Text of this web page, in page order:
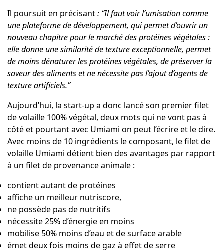
Il poursuit en précisant: “Il faut voir l’umisation comme
une plateforme de développement, qui permet d’ouvrir un
nouveau chapitre pour le marché des protéines végétales :
elle donne une similarité de texture exceptionnelle, permet
de moins dénaturer les protéines végétales, de préserver la
saveur des aliments et ne nécessite pas l’ajout d’agents de
texture artificiels.”
Aujourd’hui, la start-up a donc lancé son premier filet
de volaille 100% végétal, deux mots qui ne vont pas à
côté et pourtant avec Umiami on peut l’écrire et le dire.
Avec moins de 10 ingrédients le composant, le filet de
volaille Umiami détient bien des avantages par rapport
à un filet de provenance animale :
contient autant de protéines
affiche un meilleur nutriscore,
ne possède pas de nutritifs
nécessite 25% d’énergie en moins
mobilise 50% moins d’eau et de surface arable
émet deux fois moins de gaz à effet de serre